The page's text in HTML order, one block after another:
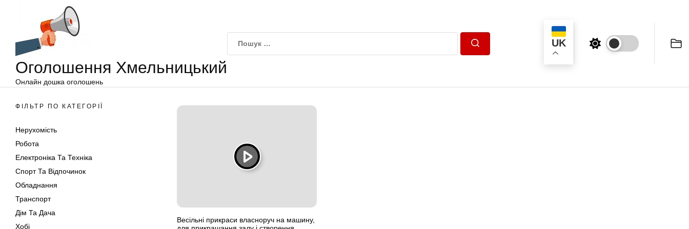
Оголошення Хмельницький
Онлайн дошка оголошень
UK
ФІЛЬТР ПО КАТЕГОРІЇ
Нерухомість
Робота
Електроніка Та Техніка
Спорт Та Відпочинок
Обладнання
Транспорт
Дім Та Дача
Хобі
Весільні прикраси власноруч на машину,